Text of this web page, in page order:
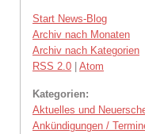
Start News-Blog
Archiv nach Monaten
Archiv nach Kategorien
RSS 2.0 | Atom
Kategorien:
Aktuelles und
Ankündigungen /